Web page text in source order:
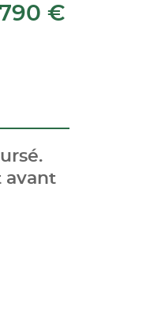
€
avant